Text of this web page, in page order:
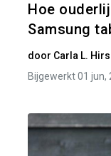
Hoe
Samsung
door Carla L.
Bijgewerkt 01 jun,